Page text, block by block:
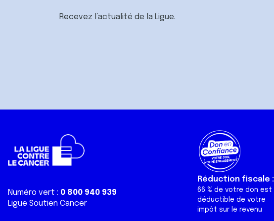
Recevez l’actualité de la Ligue.
Numéro vert : 0 800 940 939
Ligue Soutien Cancer
Réduction fiscale :
66 % de votre don est
déductible de votre
impôt sur le revenu